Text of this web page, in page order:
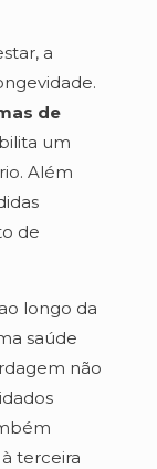
a
de
um
Além
de
longo da
saúde
não
terceira